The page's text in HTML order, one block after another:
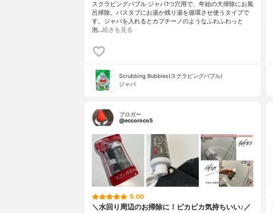
スクラビングバブル ジャバ1つ穴用で、年始の大掃除にお風
呂掃除。バスタブにお湯か残り湯を循環させ使うタイプで
す。ジャバを入れるとカプチーノのようなふわふわっと
泡…続きを見る
Scrubbing Bubbles(スクラビングバブル)
ジャバ
ブロガー
@eccoroco5
5.00
＼水回り周辺のお掃除に！ピカピカ気持ちいい♪／